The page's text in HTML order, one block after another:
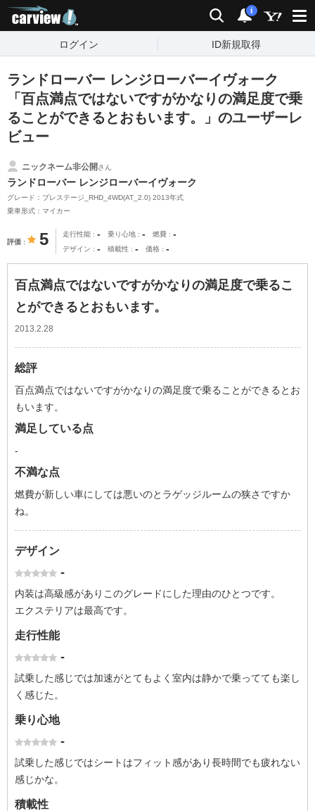
検索 通知
i
ログイン ID新規取得
ランドローバー レンジローバーイヴォーク
「百点満点ではないですがかなりの満足度で乗
ることができるとおもいます。」のユーザーレ
ビュー
ニックネーム非公開さん
ランドローバー レンジローバーイヴォーク
グレード：プレステージ_RHD_4WD(AT_2.0) 2013年式
乗車形式：マイカー
評価 5 走行性能 - 乗り心地 - 燃費 -
デザイン - 積載性 - 価格 -
百点満点ではないですがかなりの満足度で乗るこ
とができるとおもいます。
2013.2.28
総評
百点満点ではないですがかなりの満足度で乗ることができるとお
もいます。
満足している点
-
不満な点
燃費が新しい車にしては悪いのとラゲッジルームの狭さですか
ね。
デザイン
-
内装は高級感がありこのグレードにした理由のひとつです。
エクステリアは最高です。
走行性能
-
試乗した感じでは加速がとてもよく室内は静かで乗ってても楽し
く感じた。
乗り心地
-
試乗した感じではシートはフィット感があり長時間でも疲れない
感じかな。
積載性